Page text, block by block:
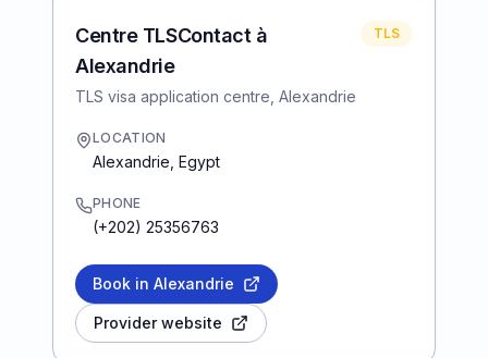
Centre TLSContact à
Alexandrie
TLS visa application centre, Alexandrie
TLS
LOCATION
Alexandrie Egypt
PHONE
(+202) 25356763
Book in Alexandrie
Provider website